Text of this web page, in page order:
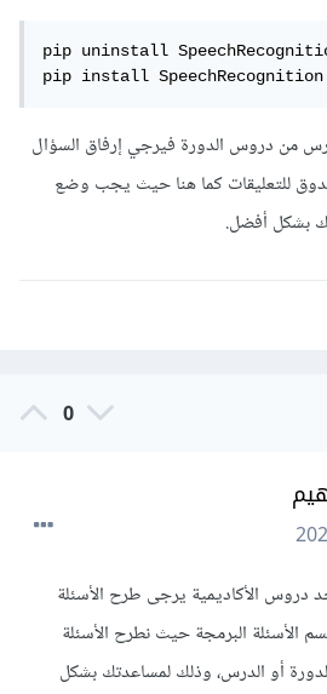
pip uninstall
pip install SpeechRecognition
من دروس الدورة فيرجي إرفاق السؤال
للتعليقات كما هنا حيث يجب وضع
بشكل أفضل.
0
دروس الأكاديمية يرجى طرح الأسئلة
البرمجة حيث نطرح الأسئلة
أو الدرس، وذلك لمساعدتك بشكل